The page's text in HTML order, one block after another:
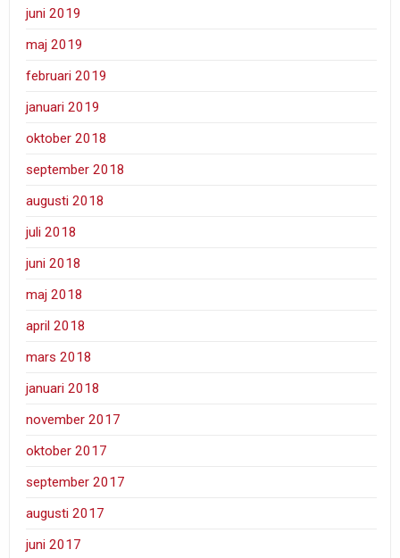
juni 2019
maj 2019
februari 2019
januari 2019
oktober 2018
september 2018
augusti 2018
juli 2018
juni 2018
maj 2018
april 2018
mars 2018
januari 2018
november 2017
oktober 2017
september 2017
augusti 2017
juni 2017